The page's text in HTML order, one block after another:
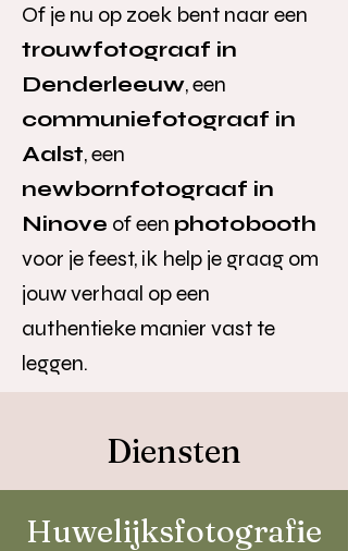
Of je nu op zoek bent naar een
trouwfotograaf in
Denderleeuw, een
communiefotograaf in
Aalst, een
newbornfotograaf in
Ninove of een photobooth
voor je feest, ik help je graag om
jouw verhaal op een
authentieke manier vast te
leggen.
Diensten
Huwelijksfotografie